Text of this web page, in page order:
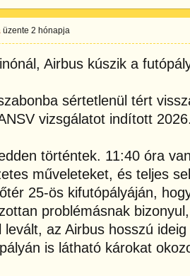
üzente 2 hónapja
Airbus kúszik a
sértetlenül tért
vizsgálatot indított
történtek. 11:40 óra
műveleteket, és teljes
25-ös kifutópályáján,
problémásnak
levált, az Airbus hosszú
is látható károkat